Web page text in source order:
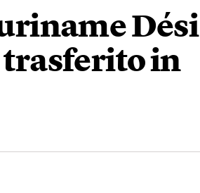
Dési
trasferito in